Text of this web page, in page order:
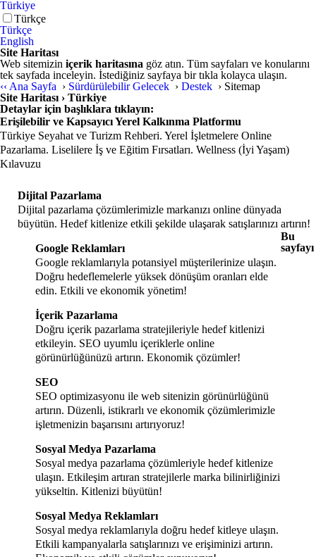
Türkiye
English
Türkçe
English
Site Haritası
Web sitemizin içerik haritasına göz atın. Tüm sayfaları ve konularını
tek sayfada inceleyin. İstediğiniz sayfaya bir tıkla kolayca ulaşın.
‹‹ Ana Sayfa › Sürdürülebilir Gelecek › Destek › Sitemap
Site Haritası › Türkiye
Detaylar için başlıklara tıklayın:
Erişilebilir ve Kapsayıcı Yerel Kalkınma Platformu
Türkiye Seyahat ve Turizm Rehberi. Yerel İşletmelere Online
Pazarlama. Liselilere İş ve Eğitim Fırsatları. Wellness (İyi Yaşam)
Kılavuzu
Dijital Pazarlama
Dijital pazarlama çözümlerimizle markanızı online dünyada
büyütün. Hedef kitlenize etkili şekilde ulaşarak satışlarınızı artırın!
Google Reklamları
Google reklamlarıyla potansiyel müşterilerinize ulaşın.
Doğru hedeflemelerle yüksek dönüşüm oranları elde
edin. Etkili ve ekonomik yönetim!
İçerik Pazarlama
Doğru içerik pazarlama stratejileriyle hedef kitlenizi
etkileyin. SEO uyumlu içeriklerle online
görünürlüğünüzü artırın. Ekonomik çözümler!
SEO
SEO optimizasyonu ile web sitenizin görünürlüğünü
artırın. Düzenli, istikrarlı ve ekonomik çözümlerimizle
işletmenizin başarısını artırıyoruz!
Sosyal Medya Pazarlama
Sosyal medya pazarlama çözümleriyle hedef kitlenize
ulaşın. Etkileşim artıran stratejilerle marka bilinirliğinizi
yükseltin. Kitlenizi büyütün!
Sosyal Medya Reklamları
Sosyal medya reklamlarıyla doğru hedef kitleye ulaşın.
Etkili kampanyalarla satışlarınızı ve erişiminizi artırın.
Bu
sayfayı